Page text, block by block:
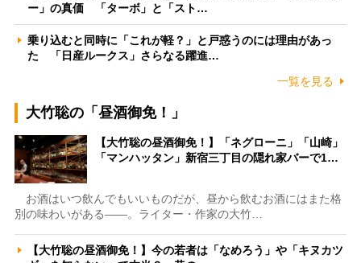
ー」の真価 「ターボ」と「スト…
乗り込むと同時に「これが軽？」と戸惑うのには理由があっ
た 「日産ルークス」さらなる躍進…
一覧を見る
大竹聡の「昼酒御免！」
【大竹聡の昼酒御免！】「ネグローニ」「山崎」
「マンハッタン」新宿三丁目の隠れ家バーで1…
お酒はいつ飲んでもいいものだが、昼から飲むお酒にはまた格
別の味わいがある――。ライター・作家の大竹…
【大竹聡の昼酒御免！】今の若者は「なめろう」や「キヌカツ